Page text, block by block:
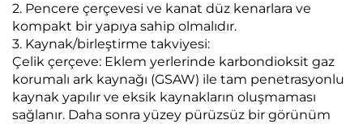
2. Pencere çerçevesi ve kanat düz kenarlara ve
kompakt bir yapıya sahip olmalıdır.
3. Kaynak/birleştirme takviyesi:
Çelik çerçeve: Eklem yerlerinde karbondioksit gaz
korumalı ark kaynağı (GSAW) ile tam penetrasyonlu
kaynak yapılır ve eksik kaynakların oluşmaması
sağlanır. Daha sonra yüzey pürüzsüz bir görünüm